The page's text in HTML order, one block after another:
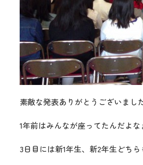
素敵な発表ありがとうございまし
1年前はみんなが座ってたんだよ